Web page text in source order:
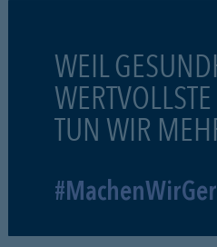
WEIL
TUN WIR